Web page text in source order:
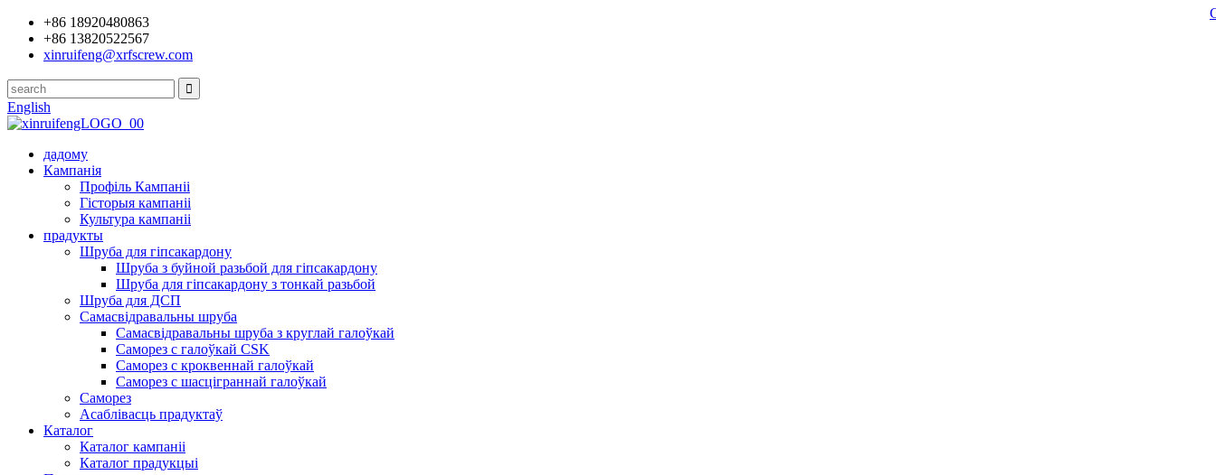
+86 18920480863
+86 13820522567
xinruifeng@xrfscrew.com
English
дадому
Кампанія
Профіль Кампаніі
Гісторыя кампаніі
Культура кампаніі
прадукты
Шруба для гіпсакардону
Шруба з буйной разьбой для гіпсакардону
Шруба для гіпсакардону з тонкай разьбой
Шруба для ДСП
Самасвідравальны шруба
Самасвідравальны шруба з круглай галоўкай
Саморез с галоўкай CSK
Саморез с кроквеннай галоўкай
Саморез с шасціграннай галоўкай
Саморез
Асаблівасць прадуктаў
Каталог
Каталог кампаніі
Каталог прадукцыі